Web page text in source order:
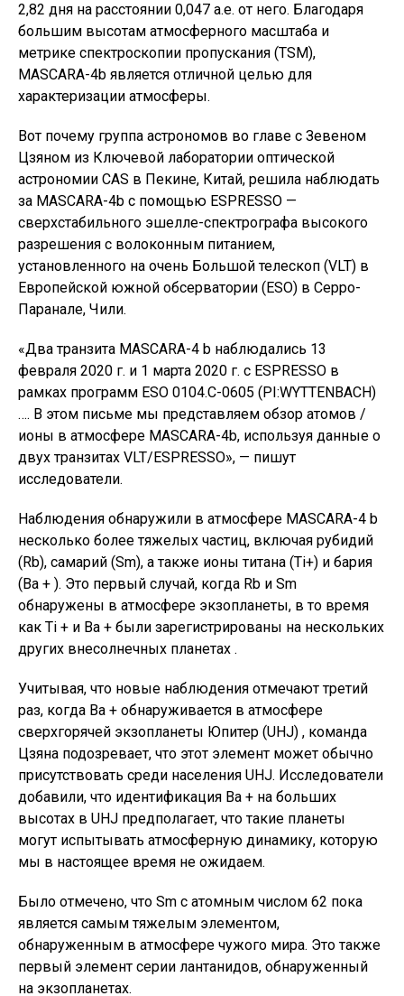
2,82 дня на расстоянии 0,047 а.е. от него. Благодаря
большим высотам атмосферного масштаба и
метрике спектроскопии пропускания (TSM),
MASCARA-4b является отличной целью для
характеризации атмосферы.
Вот почему группа астрономов во главе с Зевеном
Цзяном из Ключевой лаборатории оптической
астрономии CAS в Пекине, Китай, решила наблюдать
за MASCARA-4b с помощью ESPRESSO —
сверхстабильного эшелле-спектрографа высокого
разрешения с волоконным питанием,
установленного на очень Большой телескоп (VLT) в
Европейской южной обсерватории (ESO) в Серро-
Паранале, Чили.
«Два транзита MASCARA-4 b наблюдались 13
февраля 2020 г. и 1 марта 2020 г. с ESPRESSO в
рамках программ ESO 0104.C-0605 (PI:WYTTENBACH)
…. В этом письме мы представляем обзор атомов /
ионы в атмосфере MASCARA-4b, используя данные о
двух транзитах VLT/ESPRESSO», — пишут
исследователи.
Наблюдения обнаружили в атмосфере MASCARA-4 b
несколько более тяжелых частиц, включая рубидий
(Rb), самарий (Sm), а также ионы титана (Ti+) и бария
(Ba + ). Это первый случай, когда Rb и Sm
обнаружены в атмосфере экзопланеты, в то время
как Ti + и Ba + были зарегистрированы на нескольких
других внесолнечных планетах .
Учитывая, что новые наблюдения отмечают третий
раз, когда Ba + обнаруживается в атмосфере
сверхгорячей экзопланеты Юпитер (UHJ) , команда
Цзяна подозревает, что этот элемент может обычно
присутствовать среди населения UHJ. Исследователи
добавили, что идентификация Ba + на больших
высотах в UHJ предполагает, что такие планеты
могут испытывать атмосферную динамику, которую
мы в настоящее время не ожидаем.
Было отмечено, что Sm с атомным числом 62 пока
является самым тяжелым элементом,
обнаруженным в атмосфере чужого мира. Это также
первый элемент серии лантанидов, обнаруженный
на экзопланетах.